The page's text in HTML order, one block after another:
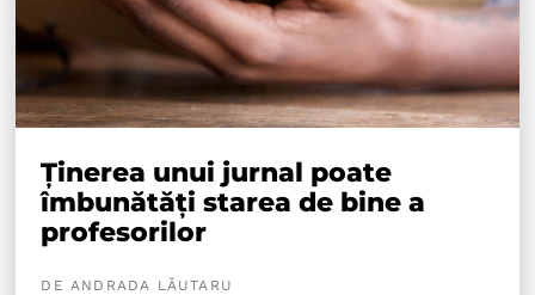
Ținerea unui jurnal poate
îmbunătăți starea de bine a
profesorilor
DE ANDRADA LĂUTARU